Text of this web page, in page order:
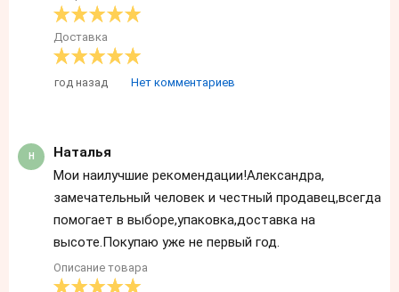
Доставка
год назад Нет комментариев
Наталья
Мои наилучшие рекомендации!Александра,
замечательный человек и честный продавец,всегда
помогает в выборе,упаковка,доставка на
высоте.Покупаю уже не первый год.
Описание товара